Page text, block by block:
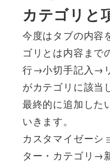
カテゴリと
今度はタブの内容
ゴリとは内容まで
行→小切手記入→
がカテゴリに該当
最終的に追加した
いきます。
カスタマイゼー
ター・カテゴリ→